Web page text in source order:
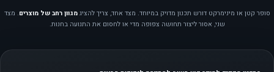
סופר קטן או מינימרקט דורש תכנון מדויק במיוחד. מצד אחד, צריך להציגמגוון רחב של מוצרים. מצד
שני, אסור ליצור תחושה צפופה מדי או לחסום את התנועה בחנות.